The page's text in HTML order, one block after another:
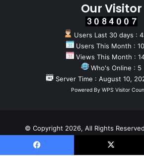
Our Visitor
Users Last 30 days :
Users This Month :
Views This Month :
Who's Online : 5
Server Time : August 10,
Powered By WPS Visitor
© Copyright 2026, All Rights
About